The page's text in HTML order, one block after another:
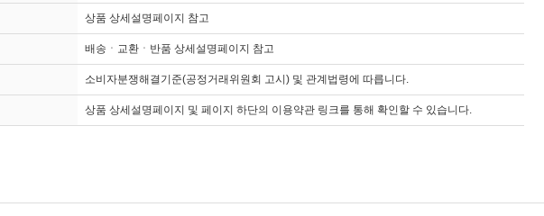
상품 상세설명페이지 참고
배송ㆍ교환ㆍ반품 상세설명페이지 참고
소비자분쟁해결기준(공정거래위원회 고시) 및 관계법령에 따릅니다.
상품 상세설명페이지 및 페이지 하단의 이용약관 링크를 통해 확인할 수 있습니다.